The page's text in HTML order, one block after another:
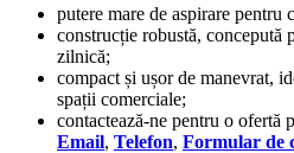
putere mare de aspirare pentru
construcție robustă, concepută
zilnică;
compact și ușor de manevrat,
spații comerciale;
contactează-ne pentru o ofertă
Email, Telefon, Formular de